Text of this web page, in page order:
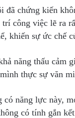
đã chứng kiến
công việc lẽ ra
khiến sự ức chế
năng thấu cảm
thực sự văn
có năng lực này,
có tính gắn